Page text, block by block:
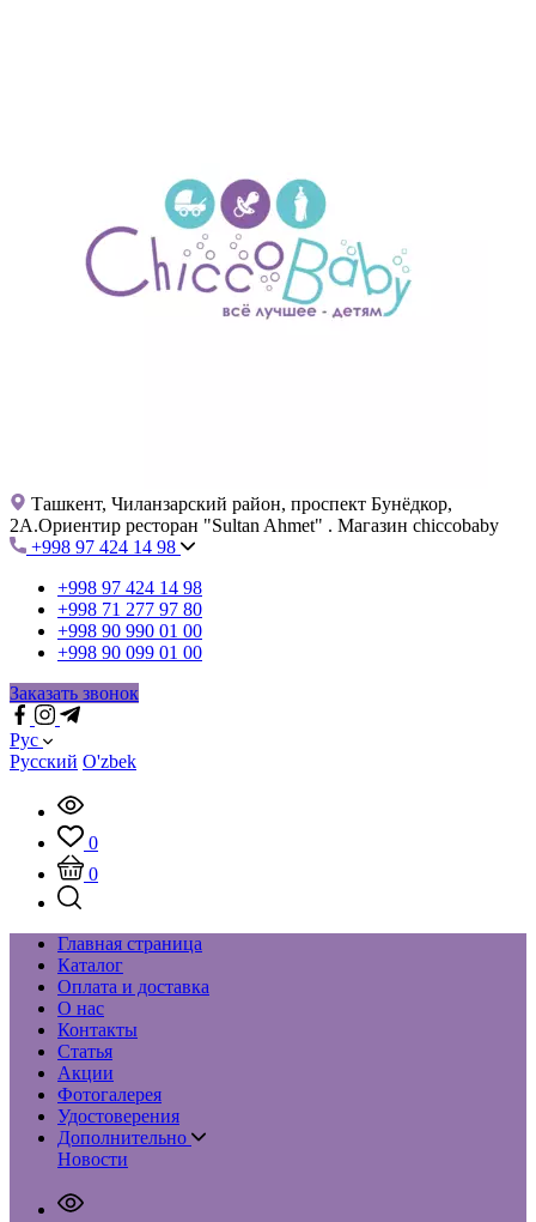
Ташкент, Чиланзарский район, проспект Бунёдкор,
2А.Ориентир ресторан "Sultan Ahmet" . Магазин chiccobaby
+998 97 424 14 98
+998 97 424 14 98
+998 71 277 97 80
+998 90 990 01 00
+998 90 099 01 00
Заказать звонок
Рус
Русский O'zbek
0
0
Главная страница
Каталог
Оплата и доставка
О нас
Контакты
Статья
Акции
Фотогалерея
Удостоверения
Дополнительно
Новости